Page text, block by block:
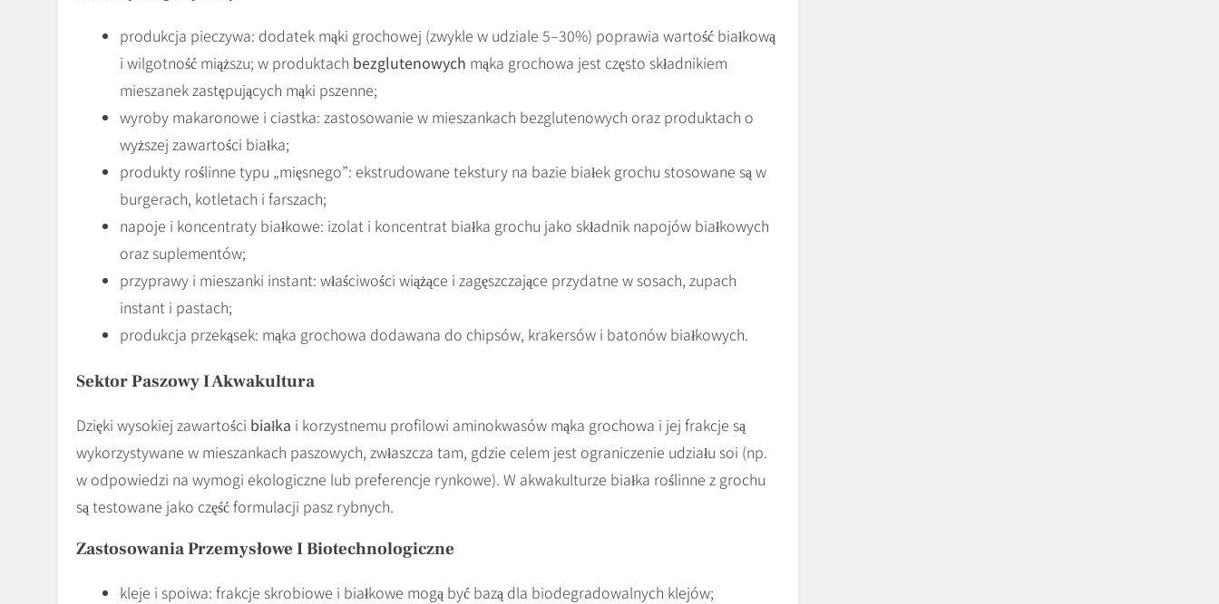
produkcja pieczywa: dodatek mąki grochowej (zwykle w udziale 5–30%) poprawia wartość białkową
i wilgotność miąższu; w produktach bezglutenowych mąka grochowa jest często składnikiem
mieszanek zastępujących mąki pszenne;
wyroby makaronowe i ciastka: zastosowanie w mieszankach bezglutenowych oraz produktach o
wyższej zawartości białka;
produkty roślinne typu „mięsnego”: ekstrudowane tekstury na bazie białek grochu stosowane są w
burgerach, kotletach i farszach;
napoje i koncentraty białkowe: izolat i koncentrat białka grochu jako składnik napojów białkowych
oraz suplementów;
przyprawy i mieszanki instant: właściwości wiążące i zagęszczające przydatne w sosach, zupach
instant i pastach;
produkcja przekąsek: mąka grochowa dodawana do chipsów, krakersów i batonów białkowych.
Sektor Paszowy I Akwakultura
Dzięki wysokiej zawartości białka i korzystnemu profilowi aminokwasów mąka grochowa i jej frakcje są
wykorzystywane w mieszankach paszowych, zwłaszcza tam, gdzie celem jest ograniczenie udziału soi (np.
w odpowiedzi na wymogi ekologiczne lub preferencje rynkowe). W akwakulturze białka roślinne z grochu
są testowane jako część formulacji pasz rybnych.
Zastosowania Przemysłowe I Biotechnologiczne
kleje i spoiwa: frakcje skrobiowe i białkowe mogą być bazą dla biodegradowalnych klejów;